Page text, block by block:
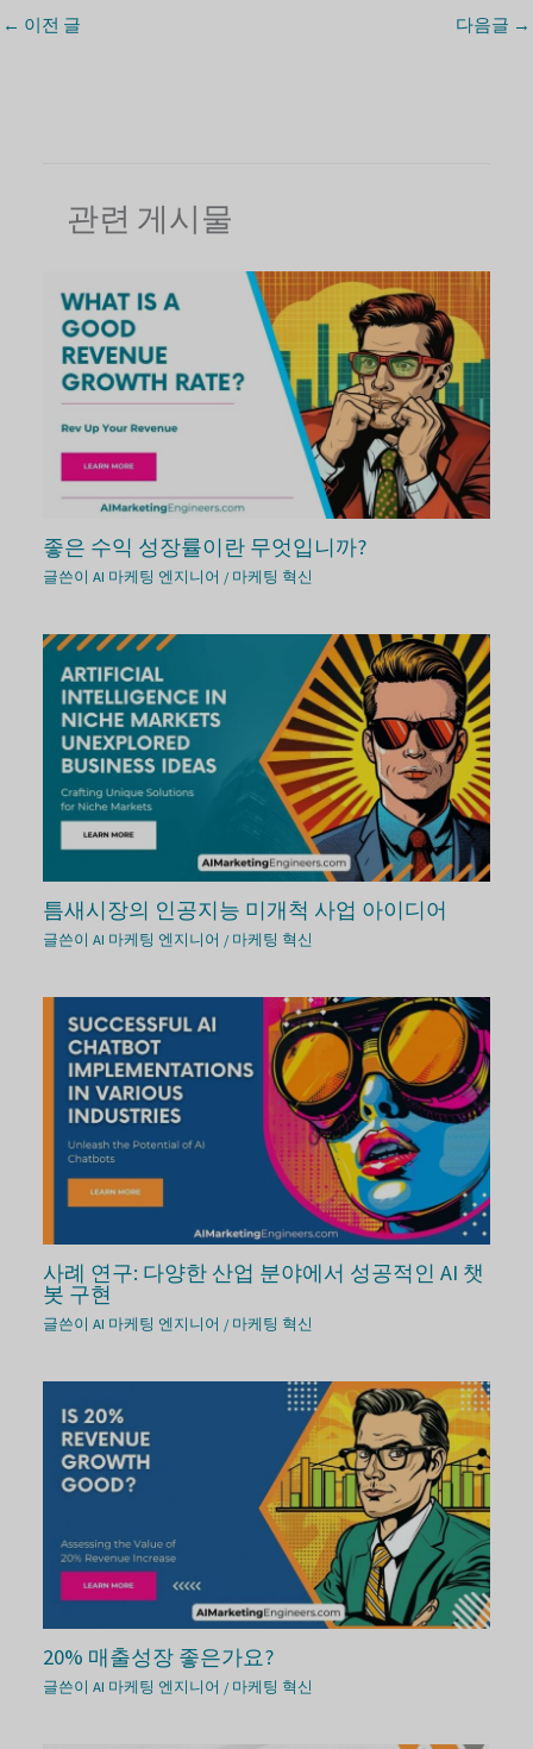
← 이전 글 다음글 →
관련 게시물
좋은 수익 성장률이란 무엇입니까?
글쓴이AI 마케팅 엔지니어 /마케팅 혁신
틈새시장의 인공지능 미개척 사업 아이디어
글쓴이AI 마케팅 엔지니어 /마케팅 혁신
사례 연구: 다양한 산업 분야에서 성공적인 AI 챗
봇 구현
글쓴이AI 마케팅 엔지니어 /마케팅 혁신
20% 매출성장 좋은가요?
글쓴이AI 마케팅 엔지니어 /마케팅 혁신